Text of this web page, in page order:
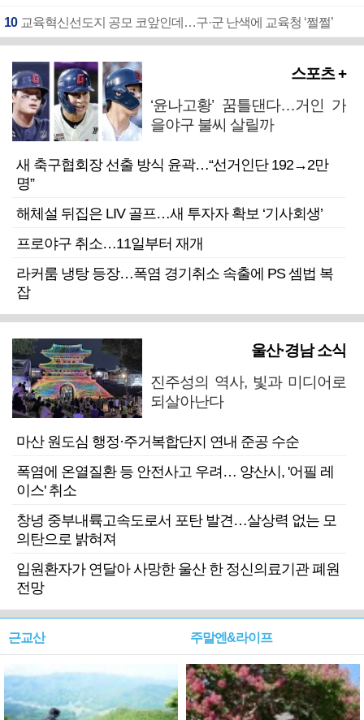
10 교육혁신선도지 공모 코앞인데…구·군 난색에 교육청 ‘쩔쩔’
스포츠 +
‘윤나고황’ 꿈틀댄다…거인 가
을야구 불씨 살릴까
새 축구협회장 선출 방식 윤곽…“선거인단 192→2만
명”
해체설 뒤집은 LIV 골프…새 투자자 확보 ‘기사회생’
프로야구 취소…11일부터 재개
라커룸 냉탕 등장…폭염 경기취소 속출에 PS 셈법 복
잡
울산·경남 소식
진주성의 역사, 빛과 미디어로
되살아난다
마산 원도심 행정·주거복합단지 연내 준공 수순
폭염에 온열질환 등 안전사고 우려… 양산시, '어필 레
이스' 취소
창녕 중부내륙고속도로서 포탄 발견…살상력 없는 모
의탄으로 밝혀져
입원환자가 연달아 사망한 울산 한 정신의료기관 폐원
전망
근교산 주말엔&라이프